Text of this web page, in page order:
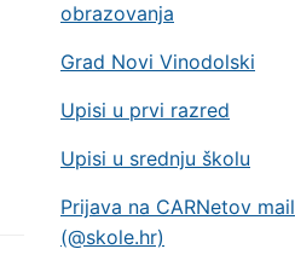
obrazovanja
Grad Novi Vinodolski
Upisi u prvi razred
Upisi u srednju školu
Prijava na CARNetov mail
(@skole.hr)